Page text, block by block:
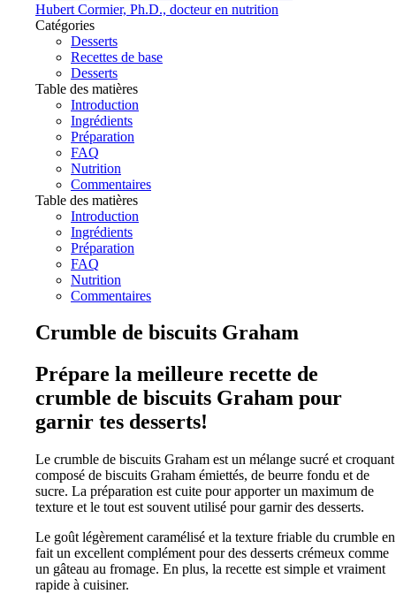
Hubert Cormier, Ph.D., docteur en nutrition
Catégories
Desserts
Recettes de base
Desserts
Table des matières
Introduction
Ingrédients
Préparation
FAQ
Nutrition
Commentaires
Table des matières
Introduction
Ingrédients
Préparation
FAQ
Nutrition
Commentaires
Crumble de biscuits Graham
Prépare la meilleure recette de
crumble de biscuits Graham pour
garnir tes desserts!
Le crumble de biscuits Graham est un mélange sucré et croquant
composé de biscuits Graham émiettés, de beurre fondu et de
sucre. La préparation est cuite pour apporter un maximum de
texture et le tout est souvent utilisé pour garnir des desserts.
Le goût légèrement caramélisé et la texture friable du crumble en
fait un excellent complément pour des desserts crémeux comme
un gâteau au fromage. En plus, la recette est simple et vraiment
rapide à cuisiner.